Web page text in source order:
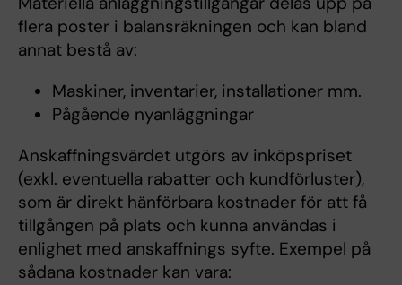
flera poster i balansräkningen och kan bland
annat bestå av:
Maskiner, inventarier, installationer mm.
Pågående nyanläggningar
Anskaffningsvärdet utgörs av inköpspriset
(exkl. eventuella rabatter och kundförluster),
som är direkt hänförbara kostnader för att få
tillgången på plats och kunna användas i
enlighet med anskaffnings syfte. Exempel på
sådana kostnader kan vara: